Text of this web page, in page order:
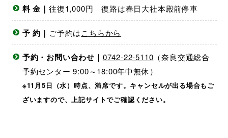
料 金｜ 往復1,000円 復路は春日大社本殿前停車
予 約｜ ご予約はこちらから
予約・お問い合わせ｜ 0742-22-5110 （奈良交通総合
予約センター 9:00～18:00年中無休）
※11月5日（水）時点、満席です。キャンセルが出る場合もご
ざいますので、上記サイトでご確認ください。